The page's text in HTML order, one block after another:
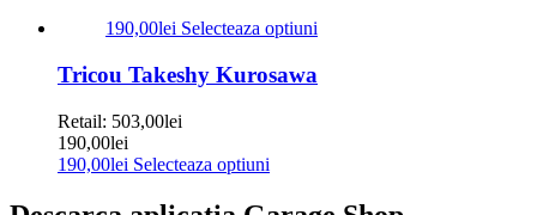
190,00lei Selecteaza optiuni
Tricou Takeshy Kurosawa
Retail: 503,00lei
190,00lei
190,00lei Selecteaza optiuni